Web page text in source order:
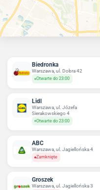
Biedronka
Warszawa, ul. Dobra 42
Otwarte do 23:00
Lidl
Warszawa, ul. Józefa
Sierakowskiego 4
Otwarte do 23:00
ABC
Warszawa, ul. Jagiellońska 4
Zamknięte
Groszek
Warszawa, ul. Jagiellońska 3